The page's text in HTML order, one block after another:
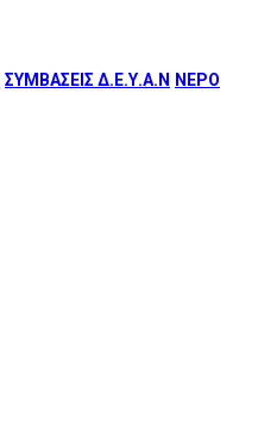
ΣΥΜΒΑΣΕΙΣ Δ.Ε.Υ.Α.Ν ΝΕΡΟ